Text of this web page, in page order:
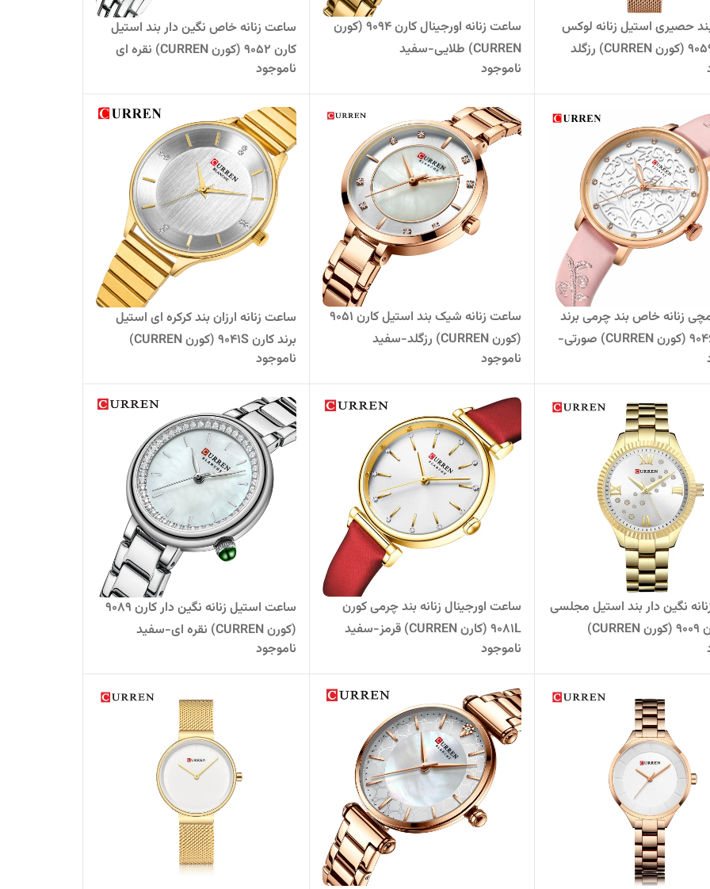
حصیری استیل زنانه لوکس
ساعت زنانه اورجینال کارن 9094 (کورن
CURREN) طلایی-سفید
ناموجود
ساعت زنانه خاص نگین دار بند استیل
کارن 9052 (کورن CURREN) نقره ای
ناموجود
زنانه خاص بند چرمی برند
کارن 9046L (کورن CURREN) صورتی-
ساعت زنانه شیک بند استیل کارن 9051
(کورن CURREN) رزگلد-سفید
ناموجود
ساعت زنانه ارزان بند کرکره ای استیل
برند کارن 9041S (کورن CURREN)
طلایی-سفید
ناموجود
نگین دار بند استیل مجلسی
برند کارن 9009 (کورن CURREN)
ساعت اورجینال زنانه بند چرمی کورن
9081L (کارن CURREN) قرمز-سفید
ناموجود
ساعت استیل زنانه نگین دار کارن 9089
(کورن CURREN) نقره ای-سفید
ناموجود